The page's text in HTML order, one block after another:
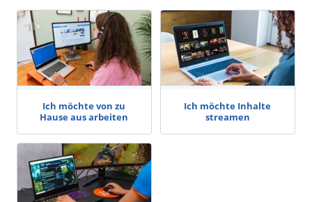
Ich möchte von zu
Hause aus arbeiten
Ich möchte Inhalte
streamen